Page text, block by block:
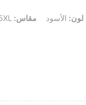
لون: الأسود مقاس: